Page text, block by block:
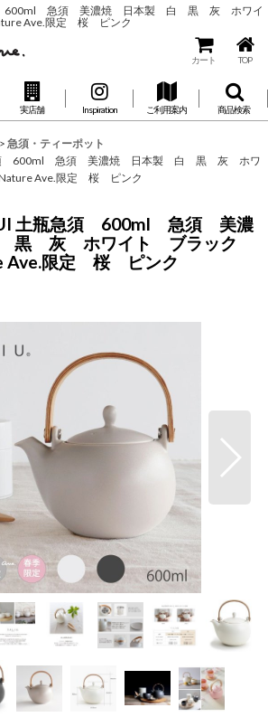
須 600ml 急須 美濃焼 日本製 白 黒 灰 ホワイ
Ave.限定 桜 ピンク
カート TOP
実店舗 Inspiration ご利用案内 商品検索
> 急須・ティーポット
急須 600ml 急須 美濃焼 日本製 白 黒 灰 ホワ
Ave.限定 桜 ピンク
土瓶急須 600ml 急須 美濃
灰 ホワイト ブラック
Ave.限定 桜 ピンク